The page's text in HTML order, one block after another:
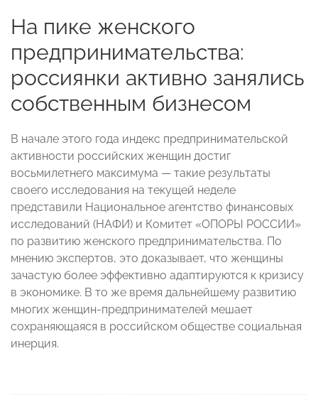
На пике женского
предпринимательства:
россиянки активно занялись
собственным бизнесом
В начале этого года индекс предпринимательской
активности российских женщин достиг
восьмилетнего максимума — такие результаты
своего исследования на текущей неделе
представили Национальное агентство финансовых
исследований (НАФИ) и Комитет «ОПОРЫ РОССИИ»
по развитию женского предпринимательства. По
мнению экспертов, это доказывает, что женщины
зачастую более эффективно адаптируются к кризису
в экономике. В то же время дальнейшему развитию
многих женщин-предпринимателей мешает
сохраняющаяся в российском обществе социальная
инерция.